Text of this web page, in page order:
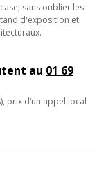
sans oublier les
d'exposition et
au 01 69
prix d’un appel local